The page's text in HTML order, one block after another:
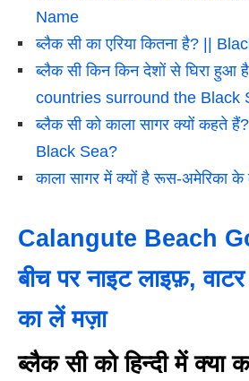
Name
ब्लैक सी का एरिया कितना है? ||
ब्लैक सी किन किन देशों से घिरा हुआ
countries surround the Black
ब्लैक सी को काला सागर क्यों कहते
Black Sea?
काला सागर में क्यों है रूस-अमेरिका के
Calangute Beach
बीच पर नाइट लाइफ़, वाटर
का लें मज़ा
ब्लैक सी को हिन्दी में क्या